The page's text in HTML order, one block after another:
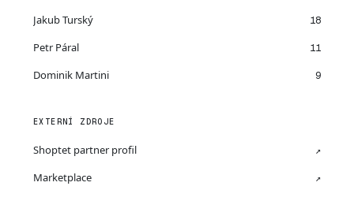
Jakub Turský 18
Petr Páral 11
Dominik Martini 9
EXTERNÍ ZDROJE
Shoptet partner profil ↗
Marketplace ↗